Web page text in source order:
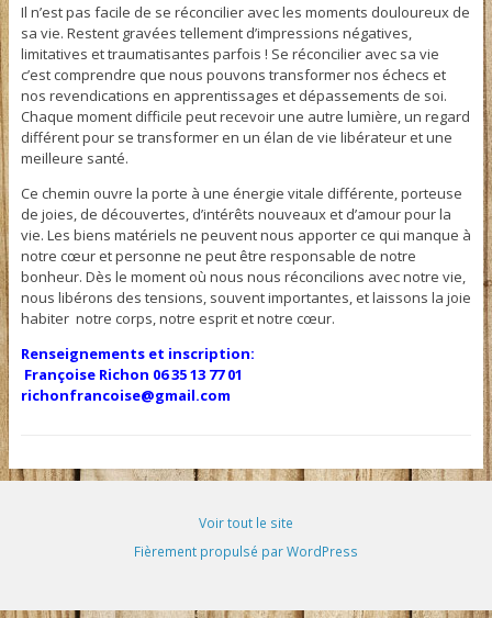
Il n’est pas facile de se réconcilier avec les moments douloureux de
sa vie. Restent gravées tellement d’impressions négatives,
limitatives et traumatisantes parfois ! Se réconcilier avec sa vie
c’est comprendre que nous pouvons transformer nos échecs et
nos revendications en apprentissages et dépassements de soi.
Chaque moment difficile peut recevoir une autre lumière, un regard
différent pour se transformer en un élan de vie libérateur et une
meilleure santé.
Ce chemin ouvre la porte à une énergie vitale différente, porteuse
de joies, de découvertes, d’intérêts nouveaux et d’amour pour la
vie. Les biens matériels ne peuvent nous apporter ce qui manque à
notre cœur et personne ne peut être responsable de notre
bonheur. Dès le moment où nous nous réconcilions avec notre vie,
nous libérons des tensions, souvent importantes, et laissons la joie
habiter notre corps, notre esprit et notre cœur.
Renseignements et inscription:
Françoise Richon 06 35 13 77 01
richonfrancoise@gmail.com
Voir tout le site
Fièrement propulsé par WordPress